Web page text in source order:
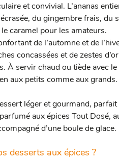
et convivial. L’ananas
du gingembre frais, du
caramel pour les amateurs.
de l’automne et de
concassées et de zestes
servir chaud ou tiède avec
aux petits comme aux
léger et gourmand, parfait
aux épices Tout Dosé,
d’une boule de glace.
desserts aux épices ?